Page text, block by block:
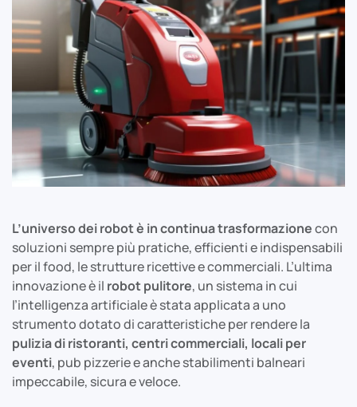
L’universo dei robot è in continua trasformazionecon
soluzioni sempre più pratiche, efficienti e indispensabili
per il food, le strutture ricettive e commerciali. L’ultima
innovazione è il robot pulitore, un sistema in cui
l’intelligenza artificiale è stata applicata a uno
strumento dotato di caratteristiche per rendere la
pulizia di ristoranti, centri commerciali, locali per
eventi, pub pizzerie e anche stabilimenti balneari
impeccabile, sicura e veloce.